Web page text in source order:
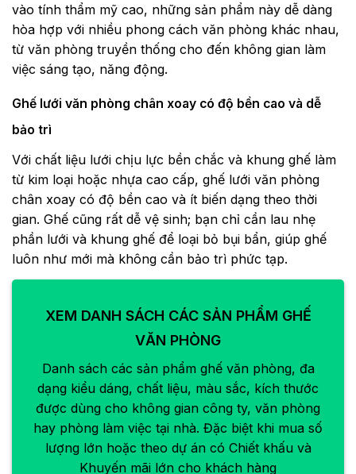
vào tính thẩm mỹ cao, những sản phẩm này dễ dàng
hòa hợp với nhiều phong cách văn phòng khác nhau,
từ văn phòng truyền thống cho đến không gian làm
việc sáng tạo, năng động.
Ghế lưới văn phòng chân xoay có độ bền cao và dễ
bảo trì
Với chất liệu lưới chịu lực bền chắc và khung ghế làm
từ kim loại hoặc nhựa cao cấp, ghế lưới văn phòng
chân xoay có độ bền cao và ít biến dạng theo thời
gian. Ghế cũng rất dễ vệ sinh; bạn chỉ cần lau nhẹ
phần lưới và khung ghế để loại bỏ bụi bẩn, giúp ghế
luôn như mới mà không cần bảo trì phức tạp.
XEM DANH SÁCH CÁC SẢN PHẨM GHẾ
VĂN PHÒNG
Danh sách các sản phẩm ghế văn phòng, đa
dạng kiểu dáng, chất liệu, màu sắc, kích thước
được dùng cho không gian công ty, văn phòng
hay phòng làm việc tại nhà. Đặc biệt khi mua số
lượng lớn hoặc theo dự án có Chiết khấu và
Khuyến mãi lớn cho khách hàng